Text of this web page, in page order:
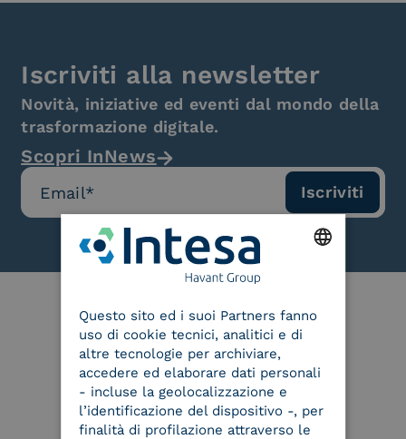
Iscriviti alla newsletter
Novità, iniziative ed eventi dal mondo della
trasformazione digitale.
Scopri InNews
Le nostre certificazioni
ITALIAN
Questo sito ed i suoi Partners fanno
uso di cookie tecnici, analitici e di
altre tecnologie per archiviare,
accedere ed elaborare dati personali
- incluse la geolocalizzazione e
l’identificazione del dispositivo -, per
finalità di profilazione attraverso le